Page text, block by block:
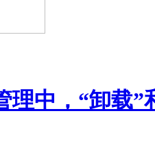
理中，“卸载”